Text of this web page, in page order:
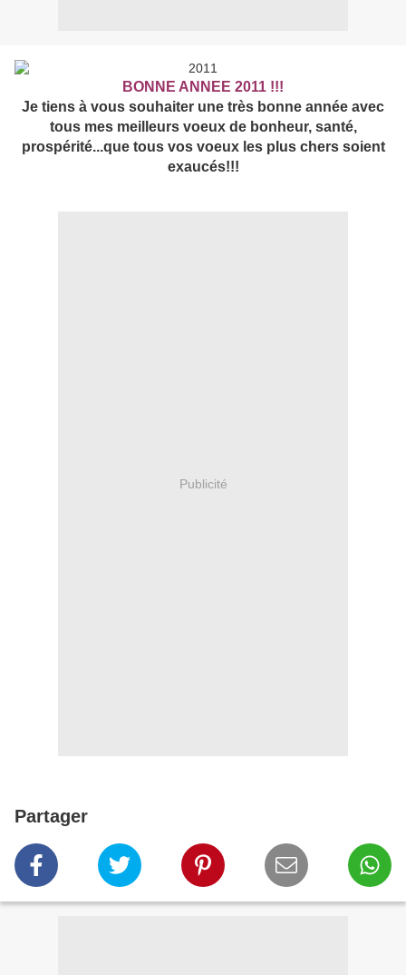
BONNE ANNEE 2011 !!!
Je tiens à vous souhaiter une très bonne année avec
tous mes meilleurs voeux de bonheur, santé,
prospérité...que tous vos voeux les plus chers soient
exaucés!!!
Publicité
Partager